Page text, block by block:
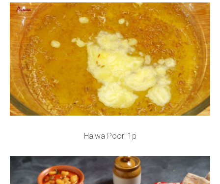
Halwa Poori 1p